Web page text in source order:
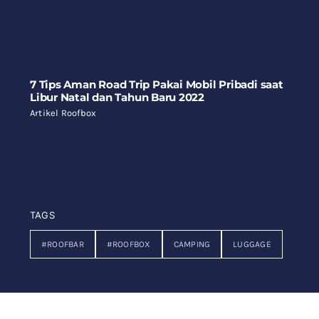
7 Tips Aman Road Trip Pakai Mobil Pribadi saat
Libur Natal dan Tahun Baru 2022
Artikel Roofbox
TAGS
#ROOFBAR #ROOFBOX CAMPING LUGGAGE